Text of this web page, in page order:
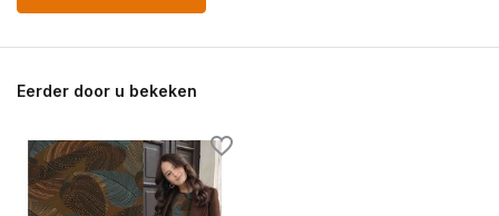
Eerder door u bekeken